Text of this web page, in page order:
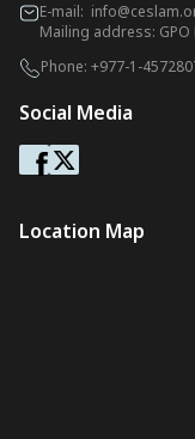
E-mail:
Mailing address:
Phone: +977-1-
Social Media
Location Map